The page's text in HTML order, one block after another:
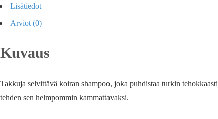
Lisätiedot
Arviot (0)
Kuvaus
Takkuja selvittävä koiran shampoo, joka puhdistaa turkin
tehden sen helmpommin kammattavaksi.